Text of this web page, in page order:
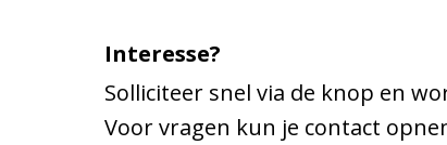
Interesse?
Solliciteer snel via de knop en
Voor vragen kun je contact